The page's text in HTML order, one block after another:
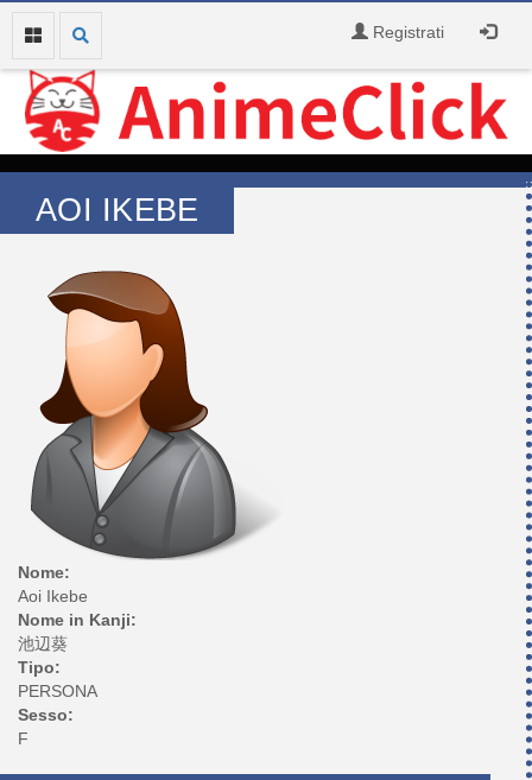
Registrati
AOI IKEBE
Nome:
Aoi Ikebe
Nome in Kanji:
池辺葵
Tipo:
PERSONA
Sesso:
F